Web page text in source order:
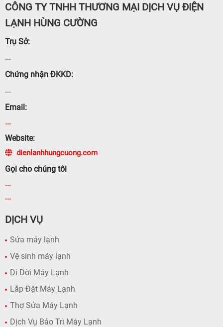
CÔNG TY TNHH THƯƠNG MẠI DỊCH VỤ ĐIỆN
LẠNH HÙNG CƯỜNG
Trụ Sở:
...
Chứng nhận ĐKKD:
...
Email:
...
Website:
dienlanhhungcuong.com
Gọi cho chúng tôi
...
...
DỊCH VỤ
Sửa máy lạnh
Vệ sinh máy lạnh
Di Dời Máy Lạnh
Lắp Đặt Máy Lạnh
Thợ Sửa Máy Lạnh
Dịch Vụ Bảo Trì Máy Lạnh